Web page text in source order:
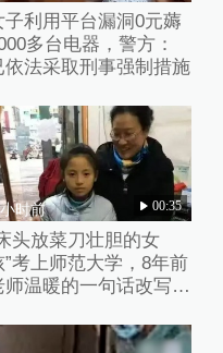
子利用平台漏洞0元薅
多台电器，警方：
依法采取刑事强制措施
时前 00:35
头放菜刀壮胆的女
”考上师范大学，8年前
师温暖的一句话改写了